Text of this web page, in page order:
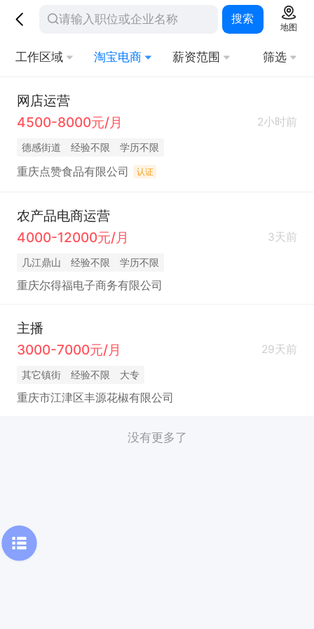
搜索
地图
工作区域 淘宝电商 薪资范围 筛选
网店运营
4500-8000元/月
2小时前
德感街道 经验不限 学历不限
重庆点赞食品有限公司 认证
农产品电商运营
4000-12000元/月
3天前
几江鼎山 经验不限 学历不限
重庆尔得福电子商务有限公司
主播
3000-7000元/月
29天前
其它镇街 经验不限 大专
重庆市江津区丰源花椒有限公司
没有更多了